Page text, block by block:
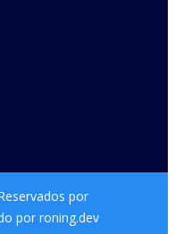
por
por roning.dev